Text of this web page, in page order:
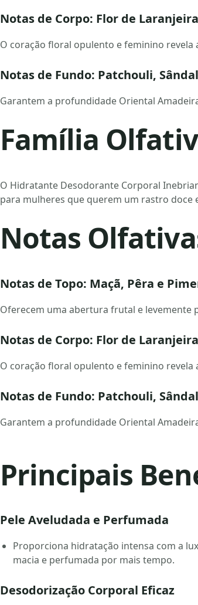
Notas de Corpo: Flor de
O coração floral opulento e feminino
Notas de Fundo: Patchouli,
Garantem a profundidade Oriental
Família
O Hidratante Desodorante Corporal
para mulheres que querem um rastro
Notas
Notas de Topo: Maçã, Pêra e
Oferecem uma abertura frutal e levemente
Notas de Corpo: Flor de
O coração floral opulento e feminino
Notas de Fundo: Patchouli,
Garantem a profundidade Oriental
Principais
Pele Aveludada e Perfumada
Proporciona hidratação intensa com a
macia e perfumada por mais tempo.
Desodorização Corporal Eficaz